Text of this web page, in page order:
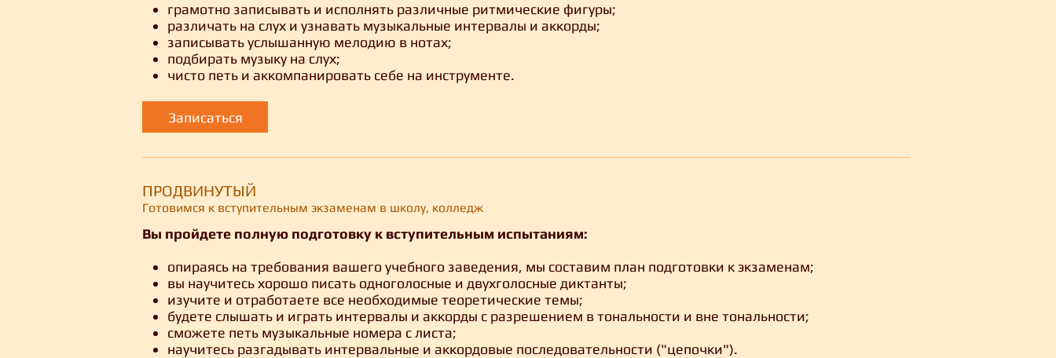
грамотно записывать и исполнять различные ритмические фигуры;
различать на слух и узнавать музыкальные интервалы и аккорды;
записывать услышанную мелодию в нотах;
подбирать музыку на слух;
чисто петь и аккомпанировать себе на инструменте.
Записаться
ПРОДВИНУТЫЙ
Готовимся к вступительным экзаменам в школу, колледж
Вы пройдете полную подготовку к вступительным испытаниям:
опираясь на требования вашего учебного заведения, мы составим план подготовки к экзаменам;
вы научитесь хорошо писать одноголосные и двухголосные диктанты;
изучите и отработаете все необходимые теоретические темы;
будете слышать и играть интервалы и аккорды с разрешением в тональности и вне тональности;
сможете петь музыкальные номера с листа;
научитесь разгадывать интервальные и аккордовые последовательности ("цепочки").